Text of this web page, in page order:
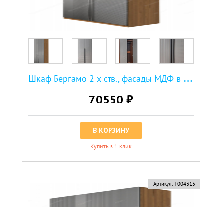
Ш
каф Бергамо 2-х ств., фасады МДФ в эмали
70550 ₽
В КОРЗИНУ
Купить в 1 клик
Артикул: Т004315